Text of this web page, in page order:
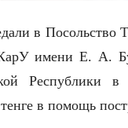
в
имени Е. А.
Республики
в помощь